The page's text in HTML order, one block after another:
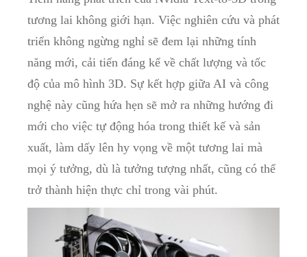
tương lai không giới hạn. Việc nghiên cứu và phát
triển không ngừng nghỉ sẽ đem lại những tính
năng mới, cải tiến đáng kể về chất lượng và tốc
độ của mô hình 3D. Sự kết hợp giữa AI và công
nghệ này cũng hứa hẹn sẽ mở ra những hướng đi
mới cho việc tự động hóa trong thiết kế và sản
xuất, làm dấy lên hy vọng về một tương lai mà
mọi ý tưởng, dù là tưởng tượng nhất, cũng có thể
trở thành hiện thực chỉ trong vài phút.